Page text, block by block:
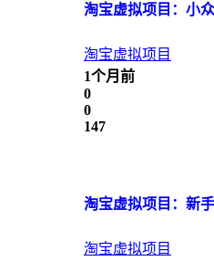
淘宝虚拟项目：小
淘宝虚拟项目
1个月前
0
0
147
淘宝虚拟项目：新
淘宝虚拟项目